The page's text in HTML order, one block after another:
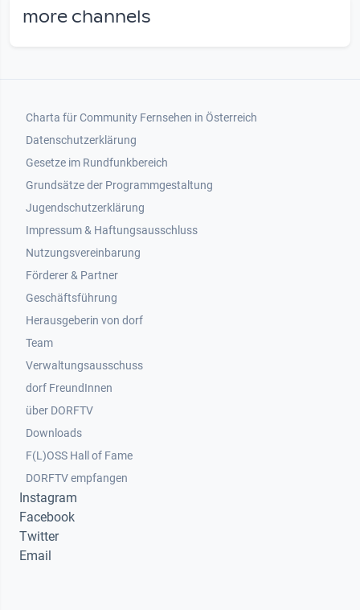
more channels
Footer 1
Charta für Community Fernsehen in Österreich
Datenschutzerklärung
Gesetze im Rundfunkbereich
Grundsätze der Programmgestaltung
Jugendschutzerklärung
Impressum & Haftungsausschluss
Nutzungsvereinbarung
Footer 2
Förderer & Partner
Geschäftsführung
Herausgeberin von dorf
Team
Verwaltungsausschuss
dorf FreundInnen
Footer 3
über DORFTV
Downloads
F(L)OSS Hall of Fame
Footer 4
DORFTV empfangen
Instagram
Facebook
Twitter
Email